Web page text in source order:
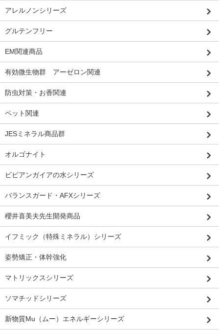
アレルノンシリーズ
グルテンフリー
EM関連商品
有効微生物群 アーゼロン関連
防虫対策・お香関連
ペット関連
JESミネラル商品群
オルゴナイト
ビビアンガイアの水シリーズ
バランスガード・AFXシリーズ
櫻井喜美夫先生開発商品
イフミック（特殊ミネラル）シリーズ
姿勢矯正・体幹強化
マトリックスシリーズ
ソマチッドシリーズ
新物質Mu（ムー）エネルギーシリーズ